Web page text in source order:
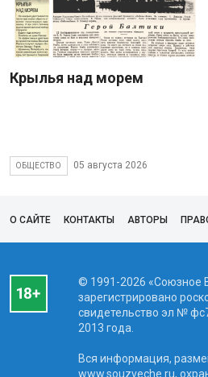
Крылья над морем
ОБЩЕСТВО 05 августа 2026
О САЙТЕ КОНТАКТЫ АВТОРЫ
© 1991-2026 «Союзное
зарегистрировано
свидетельство эл №
2013 года.
Вся информация,
www.souzveche.ru,